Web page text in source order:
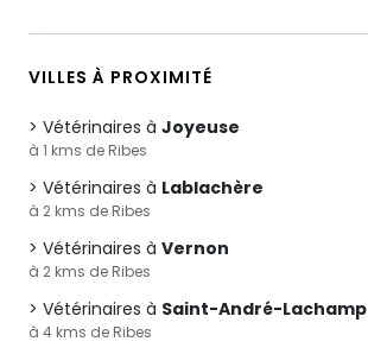
VILLES À PROXIMITÉ
Vétérinaires à Joyeuse
à 1 kms de Ribes
Vétérinaires à Lablachère
à 2 kms de Ribes
Vétérinaires à Vernon
à 2 kms de Ribes
Vétérinaires à Saint-André-Lachamp
à 4 kms de Ribes